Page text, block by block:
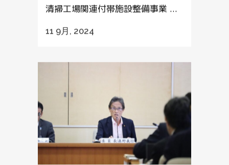
清掃工場関連付帯施設整備事業 ...
11 9月, 2024